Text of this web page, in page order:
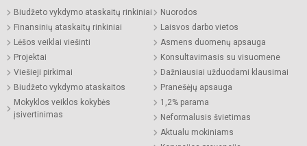
Biudžeto vykdymo ataskaitų rinkiniai
Finansinių ataskaitų rinkiniai
Lėšos veiklai viešinti
Projektai
Viešieji pirkimai
Biudžeto vykdymo ataskaitos
Mokyklos veiklos kokybės
įsivertinimas
Nuorodos
Laisvos darbo vietos
Asmens duomenų apsauga
Konsultavimasis su visuomene
Dažniausiai užduodami klausimai
Pranešėjų apsauga
1,2% parama
Neformalusis švietimas
Aktualu mokiniams